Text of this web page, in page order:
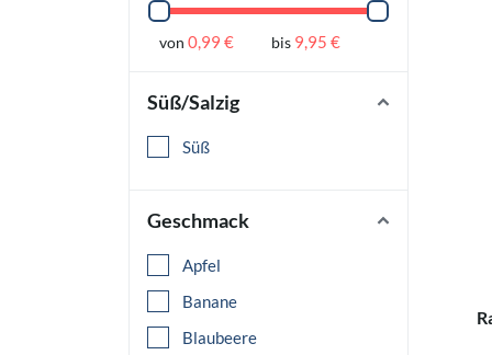
von0,99 € bis 9,95 €
Süß/Salzig
Süß
Geschmack
Apfel
Banane
Blaubeere